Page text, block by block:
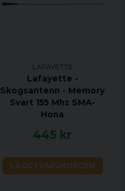
LAFAYETTE
Lafayette -
Skogsantenn - Memory
Svart 155 Mhz SMA-
Hona
445 kr
LÄGG I VARUKORGEN